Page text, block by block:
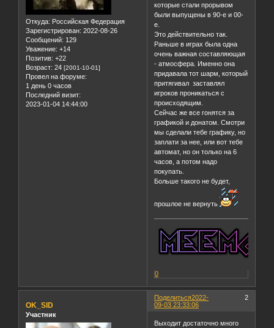
Откуда: Российская Федерация
Зарегистрирован: 2022-08-26
Сообщений: 129
Уважение: +14
Позитив: +22
Возраст: 24 [2001-10-01]
Провел на форуме:
1 день 0 часов
Последний визит:
2023-01-04 14:44:00
которые стали прорывом
были выпущены в 90-е и 00-
е.
Это действительно так.
Раньше в играх была одна
очень важная составляющая
- атмосфера. Именно она
придавала тот шарм, который
притягивал заставлял
игроков проникаться с
происходящим.
Сейчас же все гонятся за
графикой и донатом. Смотри
мы сделали тебе графику, но
заплати за нее, или вот тебе
автомат, но он только на 6
часов, а потом надо
покупать.
Больше такого не будет,
прошлое не вернуть
0
Поделиться 2
2022-
09-03 23:33:06
OK_SID
Участник
Выходит достаточно много